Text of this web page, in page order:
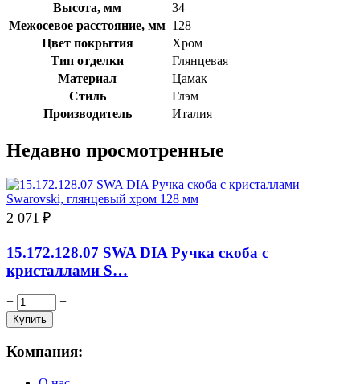
Высота, мм
34
Межосевое расстояние, мм 128
Цвет покрытия
Хром
Тип отделки
Глянцевая
Материал
Цамак
Стиль
Глэм
Производитель
Италия
Недавно просмотренные
2 071 ₽
15.172.128.07 SWA DIA Ручка скоба с
кристаллами S…
− +
Компания: